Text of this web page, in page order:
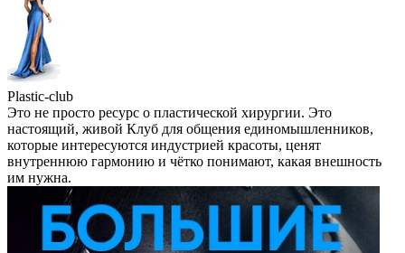
Plastic-club
Это не просто ресурс о пластической хирургии. Это
настоящий, живой Клуб для общения единомышленников,
которые интересуются индустрией красоты, ценят
внутреннюю гармонию и чётко понимают, какая внешность
им нужна.